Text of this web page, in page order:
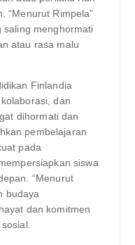
“Menurut Rimpela”
saling menghormati
atau rasa malu
Finlandia
dan
dihormati dan
pembelajaran
pada
siswa
“Menurut
budaya
dan komitmen